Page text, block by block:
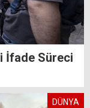
İfade Süreci
DÜNYA